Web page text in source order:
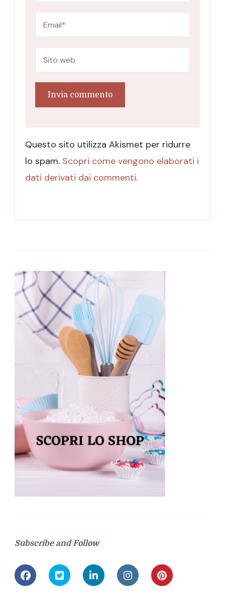
Questo sito utilizza Akismet per ridurre
lo spam. Scopri come vengono elaborati i
dati derivati dai commenti.
Subscribe and Follow